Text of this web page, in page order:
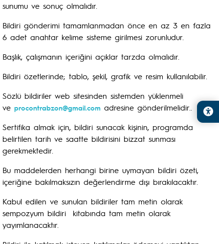
sunumu ve sonuç olmalıdır.
Bildiri gönderimi tamamlanmadan önce en az 3 en fazla
6 adet anahtar kelime sisteme girilmesi zorunludur.
Başlık, çalışmanın içeriğini açıklar tarzda olmalıdır.
Bildiri özetlerinde; tablo, şekil, grafik ve resim kullanılabilir.
Sözlü bildiriler web sitesinden sistemden yüklenmeli
ve procontrabzon@gmail.com adresine gönderilmelidir..
Sertifika almak için, bildiri sunacak kişinin, programda
belirtilen tarih ve saatte bildirisini bizzat sunması
gerekmektedir.
Bu maddelerden herhangi birine uymayan bildiri özeti,
içeriğine bakılmaksızın değerlendirme dışı bırakılacaktır.
Kabul edilen ve sunulan bildiriler tam metin olarak
sempozyum bildiri kitabında tam metin olarak
yayımlanacaktır.